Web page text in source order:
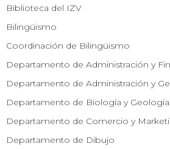
Biblioteca del IZV
Bilingüismo
Coordinación de Bilingüismo
Departamento de Administración y
Departamento de Administración y
Departamento de Biología y Geología
Departamento de Comercio y
Departamento de Dibujo